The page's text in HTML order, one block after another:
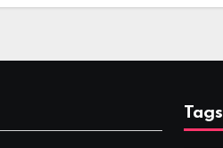
Tags